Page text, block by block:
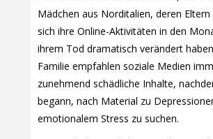
Mädchen aus Norditalien, deren Eltern
sich ihre Online-Aktivitäten in den
ihrem Tod dramatisch verändert
Familie empfahlen soziale Medien
zunehmend schädliche Inhalte,
begann, nach Material zu
emotionalem Stress zu suchen.